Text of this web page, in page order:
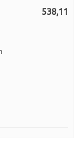
538,11